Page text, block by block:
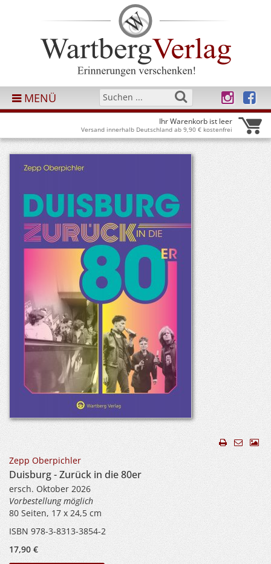
MENÜ
Ihr Warenkorb ist leer
Versand innerhalb Deutschland ab 9,90 € kostenfrei
Zepp Oberpichler
Duisburg - Zurück in die 80er
ersch. Oktober 2026
Vorbestellung möglich
80 Seiten, 17 x 24,5 cm
ISBN 978-3-8313-3854-2
17,90 €